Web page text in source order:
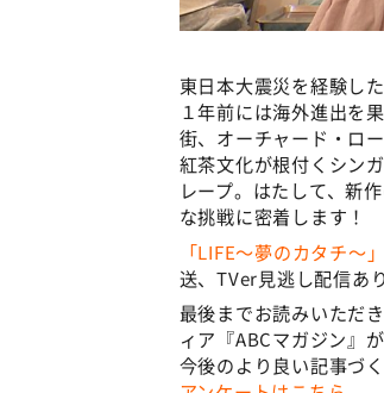
東日本大震災を経験し
１年前には海外進出を
街、オーチャード・ロ
紅茶文化が根付くシン
レープ。はたして、新
な挑戦に密着します！
「LIFE～夢のカタチ～」
送、TVer見逃し配信あり
最後までお読みいただ
ィア『ABCマガジン』
今後のより良い記事づ